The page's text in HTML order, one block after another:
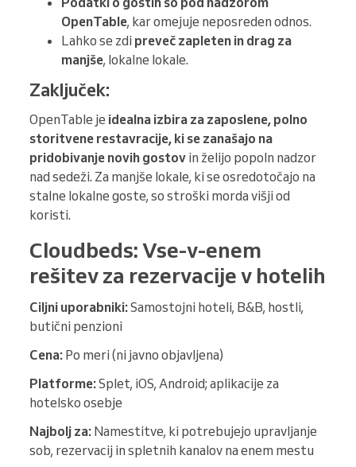
OpenTable, kar omejuje neposreden odnos.
Lahko se zdi preveč zapleten in drag za
manjše, lokalne lokale.
Zaključek:
OpenTable je idealna izbira za zaposlene, polno
storitvene restavracije, ki se zanašajo na
pridobivanje novih gostov in želijo popoln nadzor
nad sedeži. Za manjše lokale, ki se osredotočajo na
stalne lokalne goste, so stroški morda višji od
koristi.
Cloudbeds: Vse-v-enem
rešitev za rezervacije v hotelih
Ciljni uporabniki:Samostojni hoteli, B&B, hostli,
butični penzioni
Cena: Po meri (ni javno objavljena)
Platforme:Splet, iOS, Android; aplikacije za
hotelsko osebje
Najbolj za: Namestitve, ki potrebujejo upravljanje
sob, rezervacij in spletnih kanalov na enem mestu